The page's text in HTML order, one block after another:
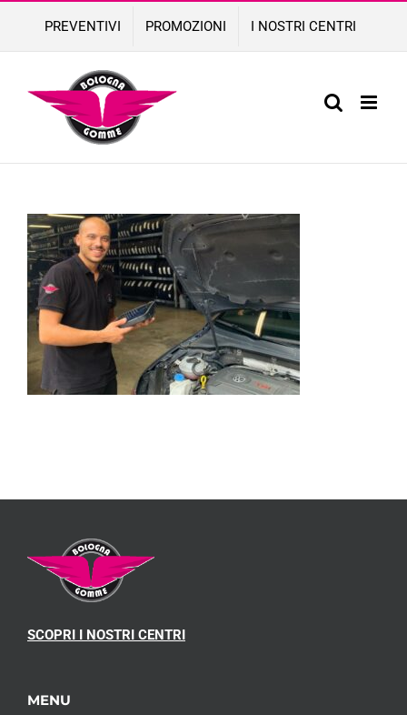
content
PREVENTIVI PROMOZIONI I NOSTRI CENTRI
SCOPRI I NOSTRI CENTRI
MENU